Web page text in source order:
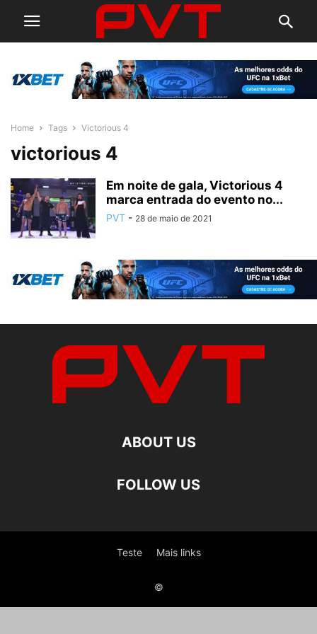
Home Tags Victorious 4
victorious 4
Em noite de gala, Victorious 4
marca entrada do evento no...
PVT - 28 de maio de 2021
ABOUT US
FOLLOW US
Teste Mais links
©